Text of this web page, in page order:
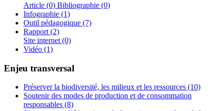
Article (0) Bibliographie (0)
Infographie (1)
Outil pédagogique (7)
Rapport (2)
Site internet (0)
Vidéo (1)
Enjeu transversal
Préserver la biodiversité, les milieux et les ressources (10)
Soutenir des modes de production et de consommation
responsables (8)